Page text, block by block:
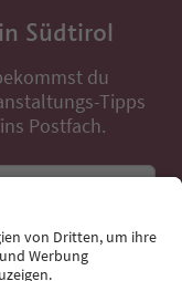
Südtirol
du
Tipps
Postfach.